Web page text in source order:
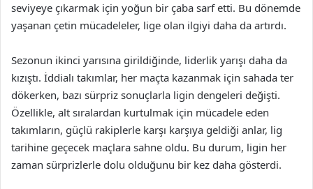
seviyeye çıkarmak için yoğun bir çaba sarf etti. Bu dönemde
yaşanan çetin mücadeleler, lige olan ilgiyi daha da artırdı.
Sezonun ikinci yarısına girildiğinde, liderlik yarışı daha da
kızıştı. İddialı takımlar, her maçta kazanmak için sahada ter
dökerken, bazı sürpriz sonuçlarla ligin dengeleri değişti.
Özellikle, alt sıralardan kurtulmak için mücadele eden
takımların, güçlü rakiplerle karşı karşıya geldiği anlar, lig
tarihine geçecek maçlara sahne oldu. Bu durum, ligin her
zaman sürprizlerle dolu olduğunu bir kez daha gösterdi.